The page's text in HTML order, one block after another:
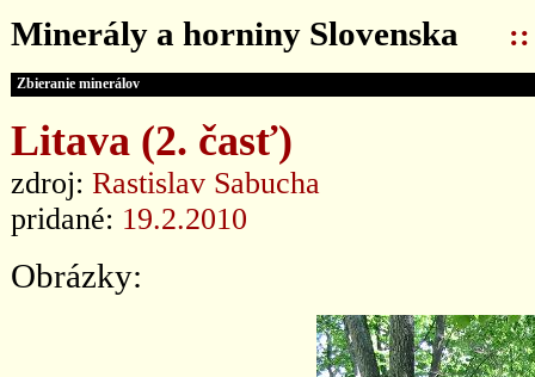
Minerály a horniny Slovenska ::
Zbieranie minerálov
Litava (2. časť)
zdroj: Rastislav Sabucha
pridané: 19.2.2010
Obrázky: